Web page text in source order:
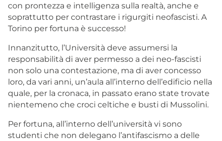
con prontezza e intelligenza sulla realtà, anche e
soprattutto per contrastare i rigurgiti neofascisti. A
Torino per fortuna è successo!
Innanzitutto, l’Università deve assumersi la
responsabilità di aver permesso a dei neo-fascisti
non solo una contestazione, ma di aver concesso
loro, da vari anni, un’aula all’interno dell’edificio nella
quale, per la cronaca, in passato erano state trovate
nientemeno che croci celtiche e busti di Mussolini.
Per fortuna, all’interno dell’università vi sono
studenti che non delegano l’antifascismo a delle